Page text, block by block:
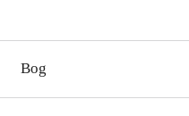
Bog